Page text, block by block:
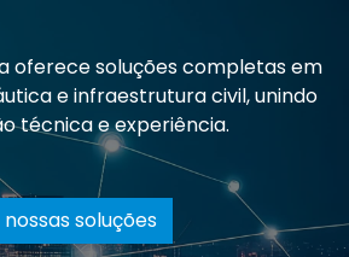
oferece soluções completas em
e infraestrutura civil, unindo
técnica e experiência.
soluções